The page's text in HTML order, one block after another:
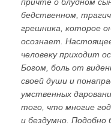
причте о блудном
бедственном,
грешника, которое
осознает.
человеку приходит
Богом, боль от
своей души и
умственных
того, что многие
и бездумно. Подобно